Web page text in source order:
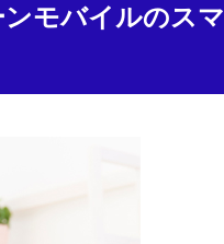
モバイルのスマ